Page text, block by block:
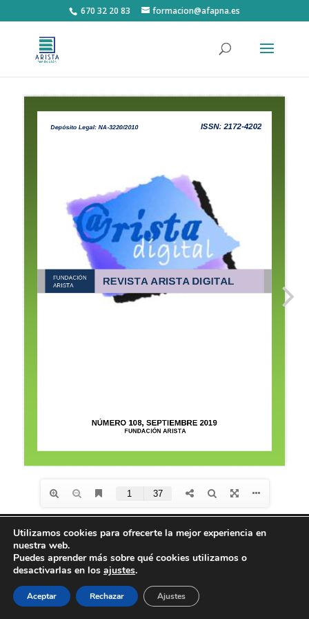
670 32 20 83 formacion@afapna.es
Diseño de Seos +
| © Todos los derechos reservados
Fundación Arista - Aviso Legal
privacidad- Política de Cookies
Utilizamos cookies para ofrecerte la mejor experiencia en
nuestra web.
Puedes aprender más sobre qué cookies utilizamos o
desactivarlas en los ajustes.
Aceptar Rechazar Ajustes